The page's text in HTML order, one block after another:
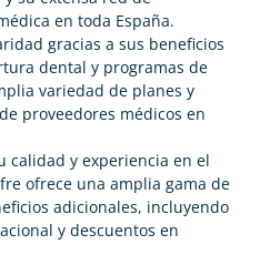
en toda España​.
gracias a sus beneficios
dental y programas de
variedad de planes y
proveedores médicos en
calidad y experiencia en el
ofrece una amplia gama de
adicionales, incluyendo
y descuentos en